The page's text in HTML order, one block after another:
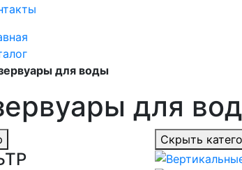
для воды
для
Скрыть